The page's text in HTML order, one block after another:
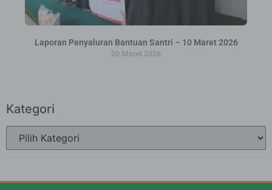
Laporan Penyaluran Bantuan Santri – 10 Maret 2026
20 Maret 2026
Kategori